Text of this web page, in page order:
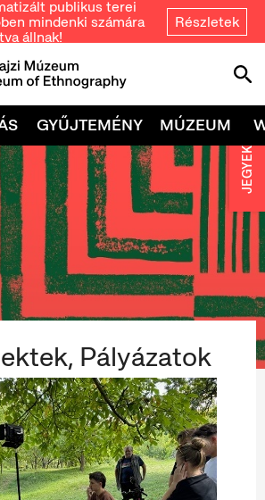
publikus terei
mindenki számára
állnak!
Részletek
GYŰJTEMÉNY MÚZEUM
Pályázatok
JEGYEK